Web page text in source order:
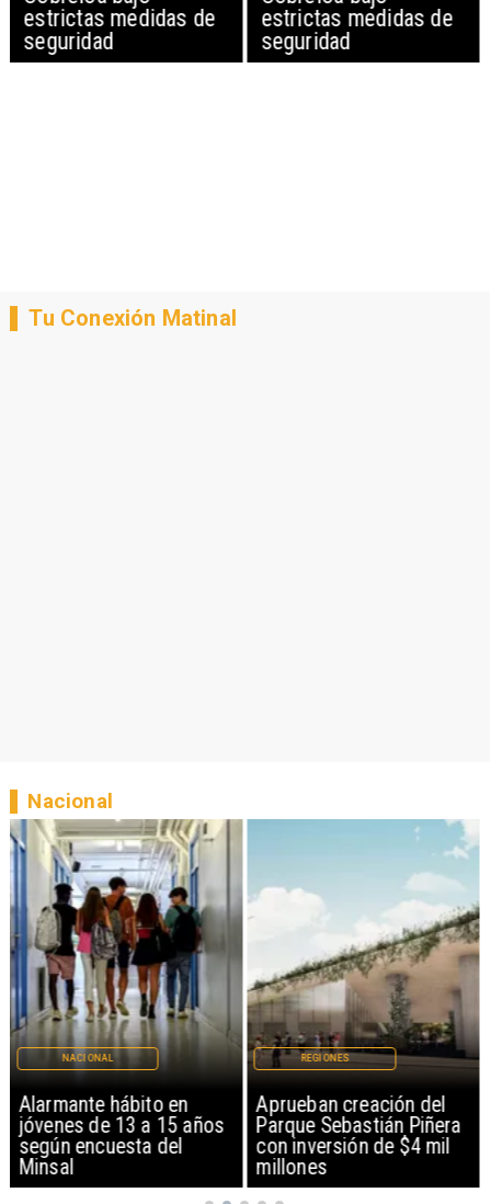
estrictas medidas de
seguridad
estrictas medidas de
seguridad
Tu Conexión Matinal
Alarmante hábito en
jóvenes de 13 a 15 años
según encuesta del
Minsal
NACIONAL
Aprueban creación del
Parque Sebastián Piñera
con inversión de $4 mil
millones
REGIONES
Nacional